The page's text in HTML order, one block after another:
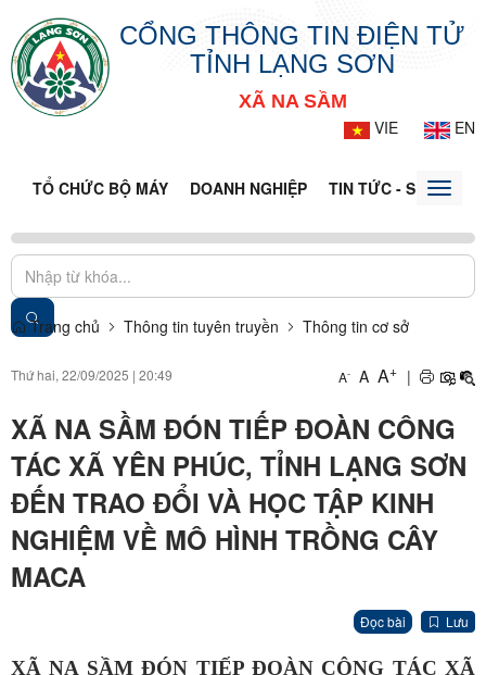
CỔNG THÔNG TIN ĐIỆN TỬ
TỈNH LẠNG SƠN
XÃ NA SẦM
VIE
EN
TỔ CHỨC BỘ MÁY DOANH NGHIỆP TIN TỨC - SỰ KIỆNToggle
Trang chủ Thông tin tuyên truyền Thông tin cơ sở
Thứ hai, 22/09/2025 | 20:49 A- A A+ |
XÃ NA SẦM ĐÓN TIẾP ĐOÀN CÔNG
TÁC XÃ YÊN PHÚC, TỈNH LẠNG SƠN
ĐẾN TRAO ĐỔI VÀ HỌC TẬP KINH
NGHIỆM VỀ MÔ HÌNH TRỒNG CÂY
MACA
Đọc bài Lưu
XÃ NA SẦM ĐÓN TIẾP ĐOÀN CÔNG TÁC XÃ